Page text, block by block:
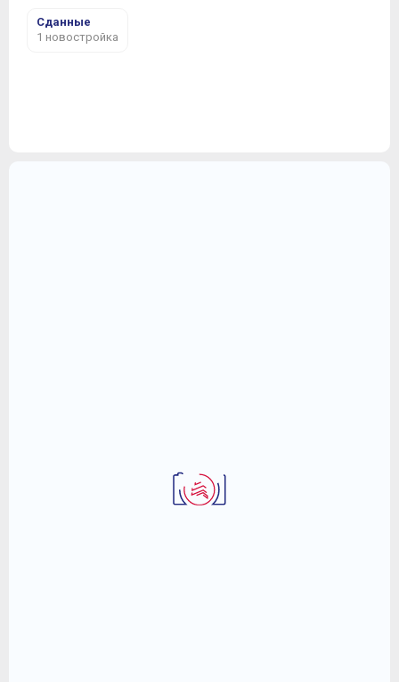
Сданные
1 новостройка